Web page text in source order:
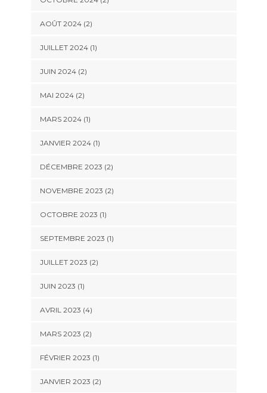
AOÛT 2024(2)
JUILLET 2024(1)
JUIN 2024(2)
MAI 2024(2)
MARS 2024(1)
JANVIER 2024(1)
DÉCEMBRE 2023 (2)
NOVEMBRE 2023 (2)
OCTOBRE 2023 (1)
SEPTEMBRE 2023 (1)
JUILLET 2023 (2)
JUIN 2023 (1)
AVRIL 2023 (4)
MARS 2023 (2)
FÉVRIER 2023 (1)
JANVIER 2023 (2)